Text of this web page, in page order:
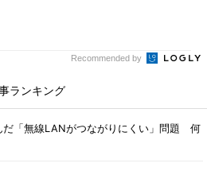
Recommended by
ランキング
だ「無線LANがつながりにくい」問題 何